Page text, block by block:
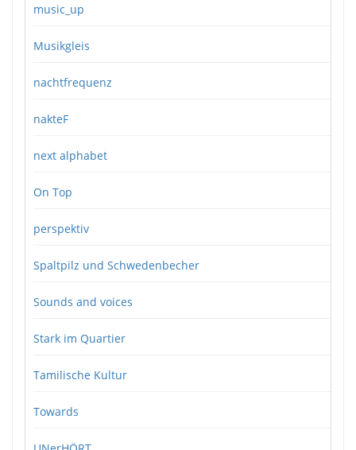
music_up
Musikgleis
nachtfrequenz
nakteF
next alphabet
On Top
perspektiv
Spaltpilz und Schwedenbecher
Sounds and voices
Stark im Quartier
Tamilische Kultur
Towards